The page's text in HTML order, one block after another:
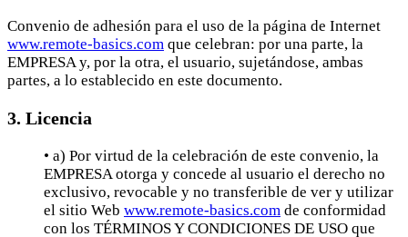
Convenio de adhesión para el uso de la página de Internet
www.remote-basics.com que celebran: por una parte, la
EMPRESA y, por la otra, el usuario, sujetándose, ambas
partes, a lo establecido en este documento.
3. Licencia
• a) Por virtud de la celebración de este convenio, la
EMPRESA otorga y concede al usuario el derecho no
exclusivo, revocable y no transferible de ver y utilizar
el sitio Web www.remote-basics.com de conformidad
con los TÉRMINOS Y CONDICIONES DE USO que